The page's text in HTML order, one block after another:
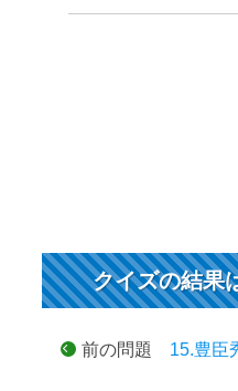
クイズの結果
前の問題 15.豊臣